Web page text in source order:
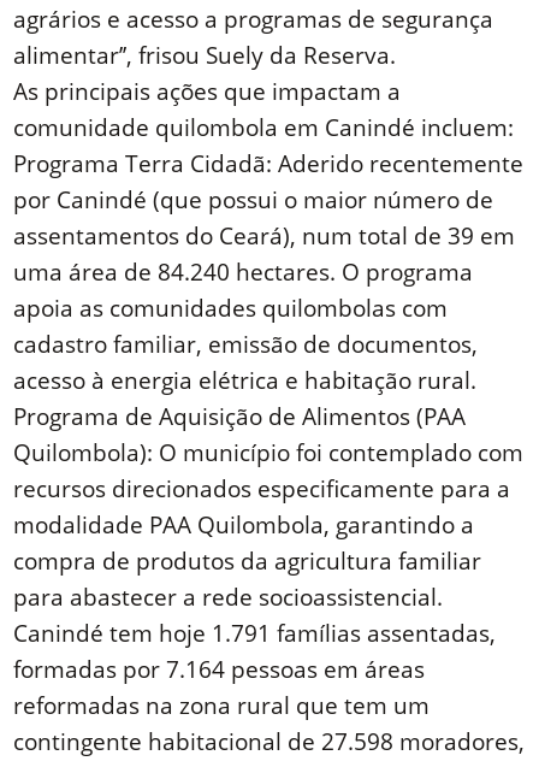
agrários e acesso a programas de segurança
alimentar’’, frisou Suely da Reserva.
As principais ações que impactam a
comunidade quilombola em Canindé incluem:
Programa Terra Cidadã: Aderido recentemente
por Canindé (que possui o maior número de
assentamentos do Ceará), num total de 39 em
uma área de 84.240 hectares. O programa
apoia as comunidades quilombolas com
cadastro familiar, emissão de documentos,
acesso à energia elétrica e habitação rural.
Programa de Aquisição de Alimentos (PAA
Quilombola): O município foi contemplado com
recursos direcionados especificamente para a
modalidade PAA Quilombola, garantindo a
compra de produtos da agricultura familiar
para abastecer a rede socioassistencial.
Canindé tem hoje 1.791 famílias assentadas,
formadas por 7.164 pessoas em áreas
reformadas na zona rural que tem um
contingente habitacional de 27.598 moradores,